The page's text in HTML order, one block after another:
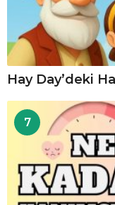
Hay Day’deki
7